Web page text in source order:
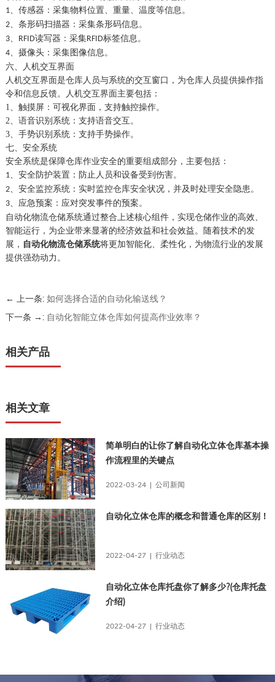
1
传感器：采集物料位置、重量、温度等信息。
2、 条形码扫描器：采集条形码信息。
3、 RFID读写器：采集RFID标签信息。
4、 摄像头：采集图像信息。
六、
人机交互界面
人机交互界面是仓库人员与系统的交互窗口，为仓库人员提供操作指
令和信息反馈。人机交互界面主要包括：
1、 触摸屏：可视化界面，支持触控操作。
2、 语音识别系统：支持语音交互。
3、 手势识别系统：支持手势操作。
七、 安全系统
安全系统是保障仓库作业安全的重要组成部分，主要包括：
1
安全防护装置：防止人员和设备受到伤害。
2、 安全监控系统：实时监控仓库安全状况，并及时处理安全隐患。
3、 应急预案：应对突发事件的预案。
自动化物流仓储系统通过整合上述核心组件，实现仓储作业的高效、
智能运行，为企业带来显著的经济效益和社会效益。随着技术的发
展， 自动化物流仓储系统将更加智能化、柔性化，为物流行业的发展
提供强劲动力。
← 上一条: 如何选择合适的自动化输送线？
下一条 →: 自动化智能立体仓库如何提高作业效率？
相关产品
相关文章
简单明白的让你了解自动化立体仓库基本操
作流程里的关键点
2022-03-24 | 公司新闻
自动化立体仓库的概念和普通仓库的区别！
2022-04-27 | 行业动态
自动化立体仓库托盘你了解多少?(仓库托盘
介绍)
2022-04-27 | 行业动态